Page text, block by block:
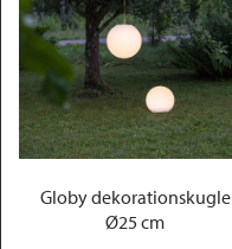
Globy dekorationskugle
Ø25 cm